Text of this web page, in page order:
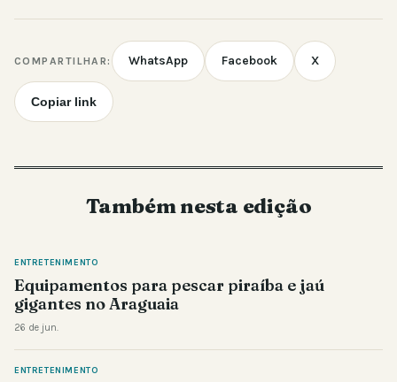
COMPARTILHAR: WhatsApp Facebook X
Copiar link
Também nesta edição
ENTRETENIMENTO
Equipamentos para pescar piraíba e jaú
gigantes no Araguaia
26 de jun.
ENTRETENIMENTO